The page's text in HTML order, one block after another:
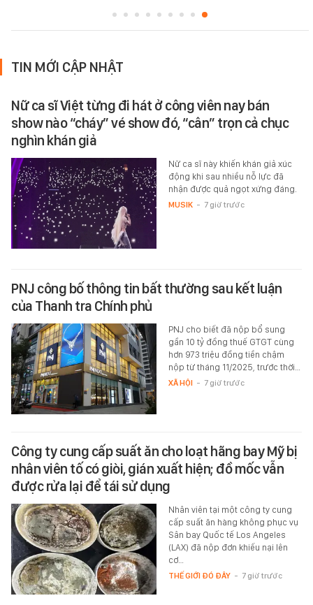
TIN MỚI CẬP NHẬT
Nữ ca sĩ Việt từng đi hát ở công viên nay bán
show nào “cháy” vé show đó, “cân” trọn cả chục
nghìn khán giả
Nữ ca sĩ này khiến khán giả xúc
động khi sau nhiều nỗ lực đã
nhận được quả ngọt xứng đáng.
MUSIK - 7 giờ trước
PNJ công bố thông tin bất thường sau kết luận
của Thanh tra Chính phủ
PNJ cho biết đã nộp bổ sung
gần 10 tỷ đồng thuế GTGT cùng
hơn 973 triệu đồng tiền chậm
nộp từ tháng 11/2025, trước thời…
XÃ HỘI - 7 giờ trước
Công ty cung cấp suất ăn cho loạt hãng bay Mỹ bị
nhân viên tố có giòi, gián xuất hiện; đồ mốc vẫn
được rửa lại để tái sử dụng
Nhân viên tại một công ty cung
cấp suất ăn hàng không phục vụ
Sân bay Quốc tế Los Angeles
(LAX) đã nộp đơn khiếu nại lên
cơ…
THẾ GIỚI ĐÓ ĐÂY - 7 giờ trước